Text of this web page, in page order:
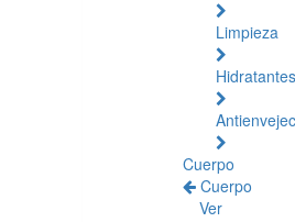
Limpieza
Hidratantes
Cuerpo
Cuerpo
Ver